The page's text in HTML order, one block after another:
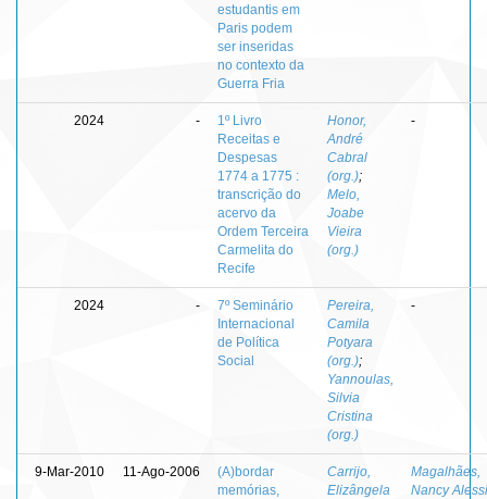
estudantis em
Paris podem
ser inseridas
no contexto da
Guerra Fria
2024 -
1º Livro
Receitas e
Despesas
1774 a 1775 :
transcrição do
acervo da
Ordem Terceira
Carmelita do
Recife
Honor,
André
Cabral
(org.);
Melo,
Joabe
Vieira
(org.)
-
2024 -
7º Seminário
Internacional
de Política
Social
Pereira,
Camila
Potyara
(org.);
Yannoulas,
Silvia
Cristina
(org.)
-
9-Mar-2010 11-Ago-2006
(A)bordar
memórias,
Carrijo,
Elizângela
Magalhães,
Nancy